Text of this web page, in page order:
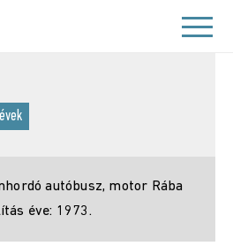
autóbusz, motor Rába
éve: 1973.